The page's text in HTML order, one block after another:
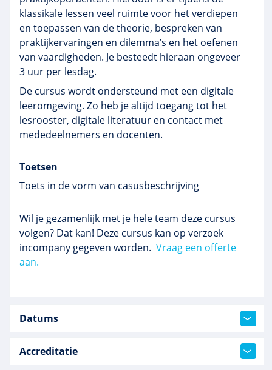
klassikale lessen veel ruimte voor het verdiepen
en toepassen van de theorie, bespreken van
praktijkervaringen en dilemma’s en het oefenen
van vaardigheden. Je besteedt hieraan ongeveer
3 uur per lesdag.
De cursus wordt ondersteund met een digitale
leeromgeving. Zo heb je altijd toegang tot het
lesrooster, digitale literatuur en contact met
mededeelnemers en docenten.
Toetsen
Toets in de vorm van casusbeschrijving
Wil je gezamenlijk met je hele team deze cursus
volgen? Dat kan! Deze cursus kan op verzoek
incompany gegeven worden. Vraag een offerte
aan.
Datums
Accreditatie